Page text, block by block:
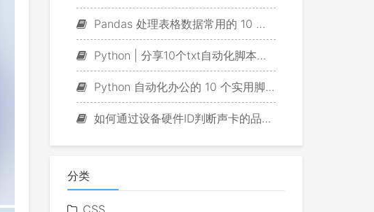
Pandas 处理表格数据常用的 10 个脚本
Python | 分享10个txt自动化脚本，一定有你用得上的！
Python 自动化办公的 10 个实用脚本
如何通过设备硬件ID判断声卡的品牌及型号
分类
CSS